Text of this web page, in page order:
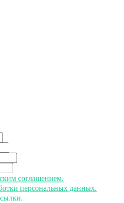
соглашением.
персональных данных.